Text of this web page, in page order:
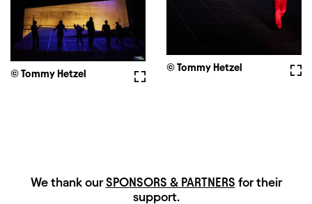
© Tommy Hetzel
Fullscreen
© Tommy Hetzel
HAUPTSPONSOREN
We thank ourSPONSORS & PARTNERS for their
support.